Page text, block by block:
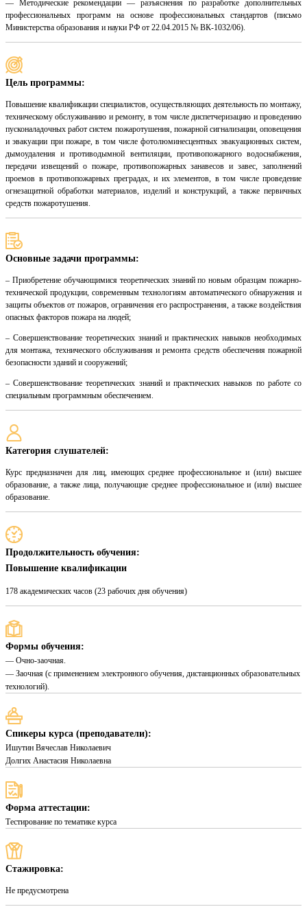
— Методические рекомендации — разъяснения по разработке дополнительных
профессиональных программ на основе профессиональных стандартов (письмо
Министерства образования и науки РФ от 22.04.2015 № ВК-1032/06).
Цель программы:
Повышение квалификации специалистов, осуществляющих деятельность по монтажу,
техническому обслуживанию и ремонту, в том числе диспетчеризацию и проведению
пусконаладочных работ систем пожаротушения, пожарной сигнализации, оповещения
и эвакуации при пожаре, в том числе фотолюминесцентных эвакуационных систем,
дымоудаления и противодымной вентиляции, противопожарного водоснабжения,
передачи извещений о пожаре, противопожарных занавесов и завес, заполнений
проемов в противопожарных преградах, и их элементов, в том числе проведение
огнезащитной обработки материалов, изделий и конструкций, а также первичных
средств пожаротушения.
Основные задачи программы:
– Приобретение обучающимися теоретических знаний по новым образцам пожарно-
технической продукции, современным технологиям автоматического обнаружения и
защиты объектов от пожаров, ограничения его распространения, а также воздействия
опасных факторов пожара на людей;
– Совершенствование теоретических знаний и практических навыков необходимых
для монтажа, технического обслуживания и ремонта средств обеспечения пожарной
безопасности зданий и сооружений;
– Совершенствование теоретических знаний и практических навыков по работе со
специальным программным обеспечением.
Категория слушателей:
Курс предназначен для лиц, имеющих среднее профессиональное и (или) высшее
образование, а также лица, получающие среднее профессиональное и (или) высшее
образование.
Продолжительность обучения:
Повышение квалификации
178 академических часов (23 рабочих дня обучения)
Формы обучения:
— Очно-заочная.
— Заочная (с применением электронного обучения, дистанционных образовательных
технологий).
Спикеры курса (преподаватели):
Ишутин Вячеслав Николаевич
Долгих Анастасия Николаевна
Форма аттестации:
Тестирование по тематике курса
Стажировка:
Не предусмотрена